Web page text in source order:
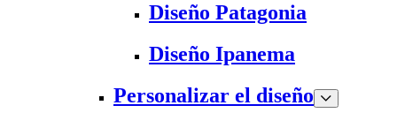
Diseño Patagonia
Diseño Ipanema
Personalizar el diseño